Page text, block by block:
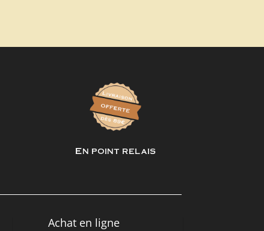
En point relais
Achat en ligne